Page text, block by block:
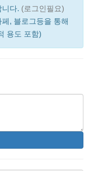
다. (로그인필요)
, 블로그등을 통해
용도 포함)